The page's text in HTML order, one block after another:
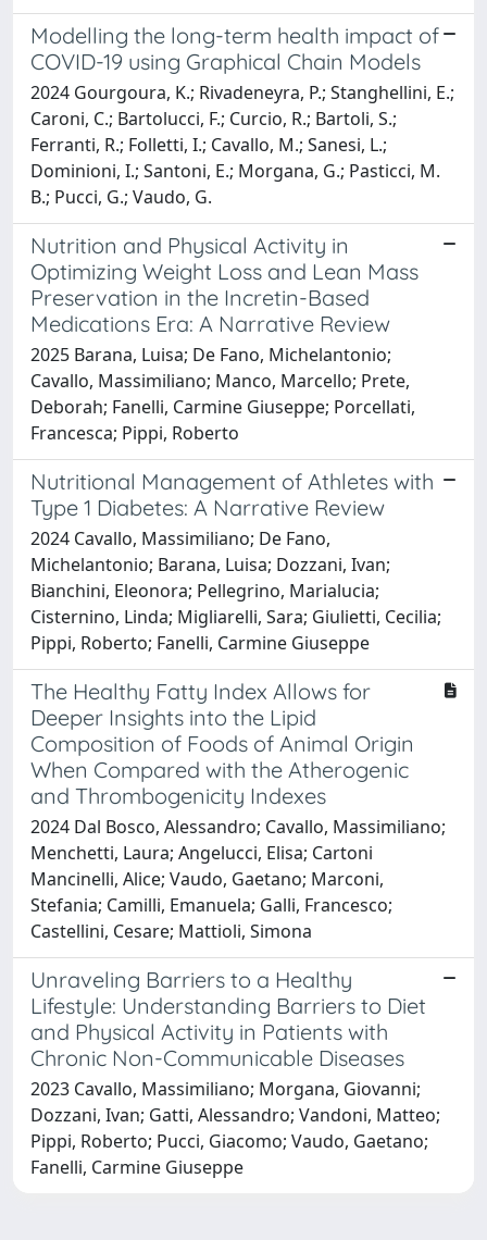
Modelling the long-term health impact of
COVID-19 using Graphical Chain Models
2024 Gourgoura, K.; Rivadeneyra, P.; Stanghellini, E.;
Caroni, C.; Bartolucci, F.; Curcio, R.; Bartoli, S.;
Ferranti, R.; Folletti, I.; Cavallo, M.; Sanesi, L.;
Dominioni, I.; Santoni, E.; Morgana, G.; Pasticci, M.
B.; Pucci, G.; Vaudo, G.
Nutrition and Physical Activity in
Optimizing Weight Loss and Lean Mass
Preservation in the Incretin-Based
Medications Era: A Narrative Review
2025 Barana, Luisa; De Fano, Michelantonio;
Cavallo, Massimiliano; Manco, Marcello; Prete,
Deborah; Fanelli, Carmine Giuseppe; Porcellati,
Francesca; Pippi, Roberto
Nutritional Management of Athletes with
Type 1 Diabetes: A Narrative Review
2024 Cavallo, Massimiliano; De Fano,
Michelantonio; Barana, Luisa; Dozzani, Ivan;
Bianchini, Eleonora; Pellegrino, Marialucia;
Cisternino, Linda; Migliarelli, Sara; Giulietti, Cecilia;
Pippi, Roberto; Fanelli, Carmine Giuseppe
The Healthy Fatty Index Allows for
Deeper Insights into the Lipid
Composition of Foods of Animal Origin
When Compared with the Atherogenic
and Thrombogenicity Indexes
2024 Dal Bosco, Alessandro; Cavallo, Massimiliano;
Menchetti, Laura; Angelucci, Elisa; Cartoni
Mancinelli, Alice; Vaudo, Gaetano; Marconi,
Stefania; Camilli, Emanuela; Galli, Francesco;
Castellini, Cesare; Mattioli, Simona
Unraveling Barriers to a Healthy
Lifestyle: Understanding Barriers to Diet
and Physical Activity in Patients with
Chronic Non-Communicable Diseases
2023 Cavallo, Massimiliano; Morgana, Giovanni;
Dozzani, Ivan; Gatti, Alessandro; Vandoni, Matteo;
Pippi, Roberto; Pucci, Giacomo; Vaudo, Gaetano;
Fanelli, Carmine Giuseppe